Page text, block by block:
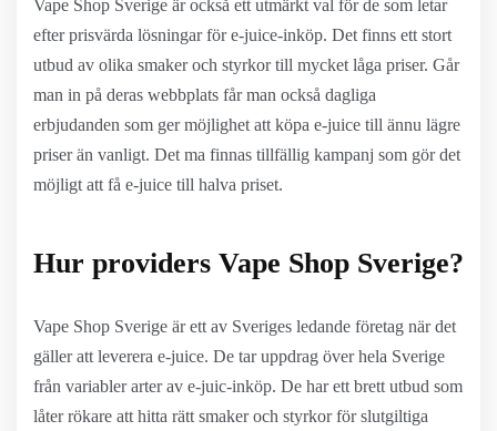
Vape Shop Sverige är också ett utmärkt val för de som letar
efter prisvärda lösningar för e-juice-inköp. Det finns ett stort
utbud av olika smaker och styrkor till mycket låga priser. Går
man in på deras webbplats får man också dagliga
erbjudanden som ger möjlighet att köpa e-juice till ännu lägre
priser än vanligt. Det ma finnas tillfällig kampanj som gör det
möjligt att få e-juice till halva priset.
Hur providers Vape Shop Sverige?
Vape Shop Sverige är ett av Sveriges ledande företag när det
gäller att leverera e-juice. De tar uppdrag över hela Sverige
från variabler arter av e-juic-inköp. De har ett brett utbud som
låter rökare att hitta rätt smaker och styrkor för slutgiltiga